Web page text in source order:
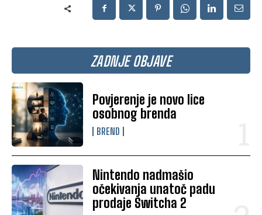
ZADNJE OBJAVE
Povjerenje je novo lice
osobnog brenda
BREND
Nintendo nadmašio
očekivanja unatoč padu
prodaje Switcha 2